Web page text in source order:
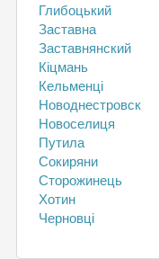
Глибоцький
Заставна
Заставнянский
Кіцмань
Кельменці
Новоднестровск
Новоселиця
Путила
Сокиряни
Сторожинець
Хотин
Черновці